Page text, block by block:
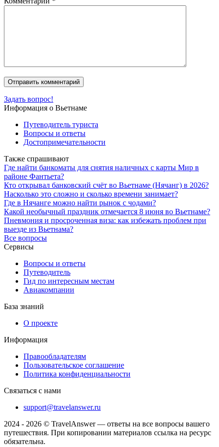
Задать вопрос!
Информация о Вьетнаме
Путеводитель туриста
Вопросы и ответы
Достопримечательности
Также спрашивают
Где найти банкоматы для снятия наличных с карты Мир в
районе Фантьета?
Кто открывал банковский счёт во Вьетнаме (Нячанг) в 2026?
Насколько это сложно и сколько времени занимает?
Где в Нячанге можно найти рынок с чодами?
Какой необычный праздник отмечается 8 июня во Вьетнаме?
Пневмония и просроченная виза: как избежать проблем при
выезде из Вьетнама?
Все вопросы
Сервисы
Вопросы и ответы
Путеводитель
Гид по интересным местам
Авиакомпании
База знаний
О проекте
Информация
Правообладателям
Пользовательское соглашение
Политика конфиденциальности
Связаться с нами
support@travelanswer.ru
2024 - 2026 © TravelAnswer — ответы на все вопросы вашего
путешествия. При копировании материалов ссылка на ресурс
обязательна.